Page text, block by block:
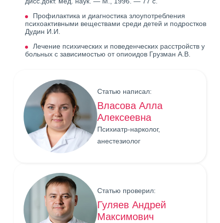
Профилактика и диагностика злоупотребления
психоактивными веществами среди детей и подростков
Дудин И.И.
Лечение психических и поведенческих расстройств у
больных с зависимостью от опиоидов Грузман А.В.
Статью написал:
Власова Алла
Алексеевна
Психиатр-нарколог,
анестезиолог
Статью проверил:
Гуляев Андрей
Максимович